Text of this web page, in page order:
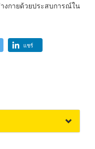
งกายด้วยประสบการณ์ใน
แชร์